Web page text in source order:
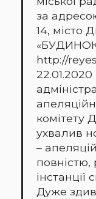
за
14, місто
«БУДИНОК
http://
комітету
ухвалив
–
інстанції
Дуже